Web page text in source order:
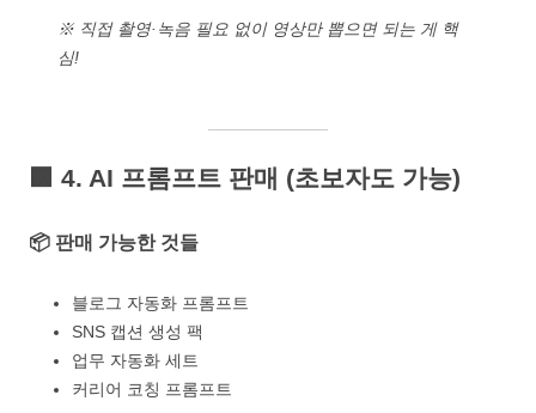
※ 직접 촬영·녹음 필요 없이 영상만 뽑으면 되는 게 핵
심!
4. AI 프롬프트 판매 (초보자도 가능)
📦 판매 가능한 것들
블로그 자동화 프롬프트
SNS 캡션 생성 팩
업무 자동화 세트
커리어 코칭 프롬프트